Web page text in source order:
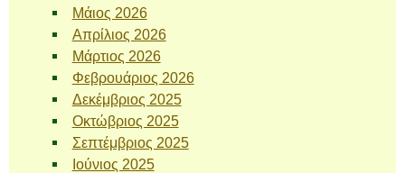
Μάιος 2026
Απρίλιος 2026
Μάρτιος 2026
Φεβρουάριος 2026
Δεκέμβριος 2025
Οκτώβριος 2025
Σεπτέμβριος 2025
Ιούνιος 2025